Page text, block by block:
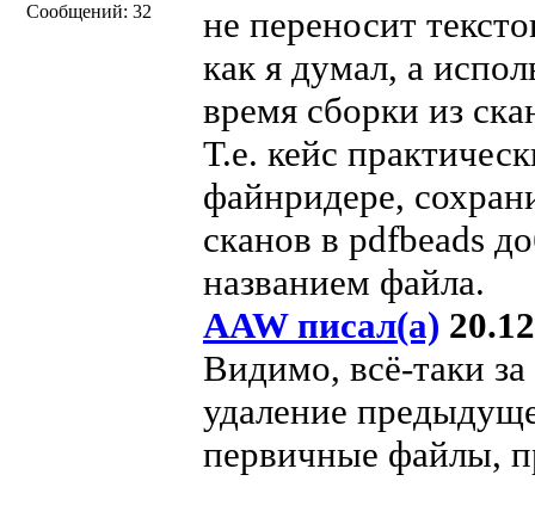
Сообщений: 32
не переносит
как я думал, а
время сборки из
Т.е. кейс
файнридере,
сканов в pdfbeads
названием файла.
AAW писал(а)
Видимо, всё-таки
удаление
первичные файлы,